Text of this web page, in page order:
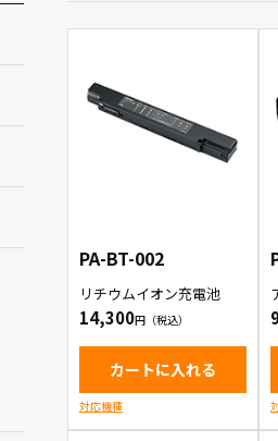
PA-BT-002
リチウムイオン充電池
14,300
カートに入れる
対応機種